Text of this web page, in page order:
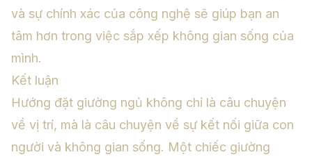
và sự chính xác của công nghệ sẽ giúp bạn an
tâm hơn trong việc sắp xếp không gian sống của
mình.
Kết luận
Hướng đặt giường ngủ không chỉ là câu chuyện
về vị trí, mà là câu chuyện về sự kết nối giữa con
người và không gian sống. Một chiếc giường